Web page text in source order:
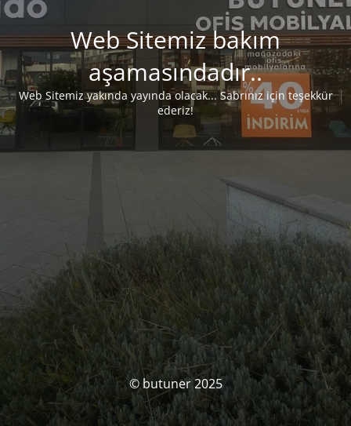
Web Sitemiz bakım
aşamasındadır..
Web Sitemiz yakında yayında olacak... Sabrınız için teşekkür
ederiz!
© butuner 2025